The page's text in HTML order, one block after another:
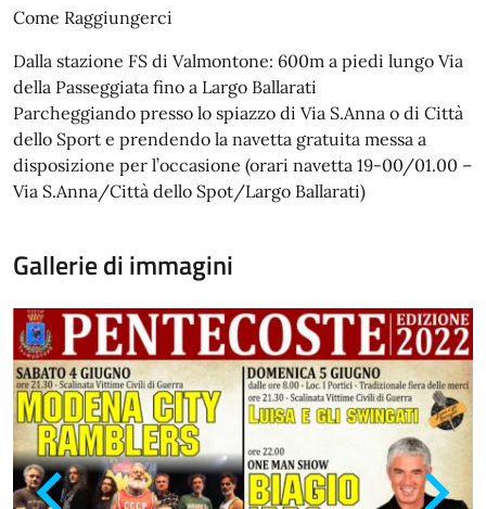
Come Raggiungerci
Dalla stazione FS di Valmontone: 600m a piedi lungo Via
della Passeggiata fino a Largo Ballarati
Parcheggiando presso lo spiazzo di Via S.Anna o di Città
dello Sport e prendendo la navetta gratuita messa a
disposizione per l’occasione (orari navetta 19-00/01.00 –
Via S.Anna/Città dello Spot/Largo Ballarati)
Gallerie di immagini